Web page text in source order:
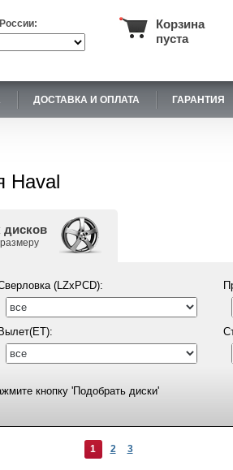
Корзина
пуста
ДОСТАВКА И ОПЛАТА ГАРАНТИЯ
Haval
дисков
(LZxPCD):
Вылет(ET):
кнопку 'Подобрать диски'
1 2 3